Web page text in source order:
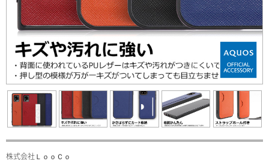
株式会社ＬｏｏＣｏ